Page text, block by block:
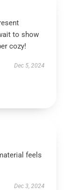
to show
cozy!
Dec 5, 2024
feels
Dec 3, 2024